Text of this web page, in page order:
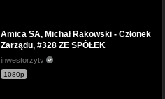
Amica SA, Michał Rakowski - Członek
Zarządu, #328 ZE SPÓŁEK
inwestorzytv
1080p